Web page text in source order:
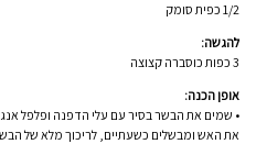
1/2 כפית סומק
להגשה:
3 כפות כוסברה קצוצה
אופן הכנה:
• שמים את הבשר בסיר עם עלי הדפנה ופלפל
את האש ומבשלים כשעתיים, לריכוך מלא של